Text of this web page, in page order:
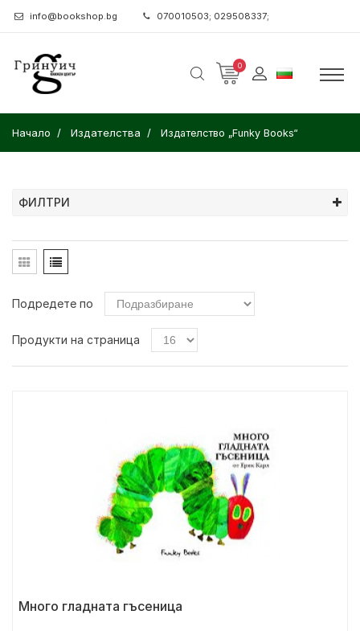
info@bookshop.bg 070010503; 029508337;
0
Начало Издателства Издателство „Funky Books“
ФИЛТРИ
Подредете по
Продукти на страница
Много гладната гъсеница